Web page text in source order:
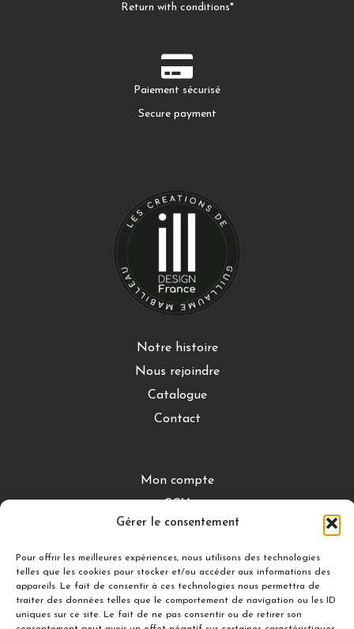
Gérer le consentement
Pour offrir les meilleures expériences, nous utilisons des technologies
telles que les cookies pour stocker et/ou accéder aux informations des
appareils. Le fait de consentir à ces technologies nous permettra de
traiter des données telles que le comportement de navigation ou les ID
uniques sur ce site. Le fait de ne pas consentir ou de retirer son
Return with conditions*
Paiement sécurisé
Secure payment
Notre histoire
Nous rejoindre
Catalogue
Contact
Mon compte
Mentions légales
Conditions de retour
DÉCOUVRIR